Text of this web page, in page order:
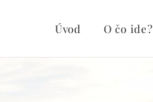
Úvod O čo ide?